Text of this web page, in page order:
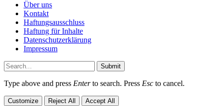
Über uns
Kontakt
Haftungsausschluss
Haftung für Inhalte
Datenschutzerklärung
Impressum
Submit
Type above and press Enterto search. Press Esc to cancel.
Customize Reject All Accept All